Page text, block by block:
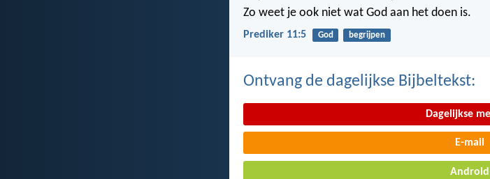
Zo weet je ook niet wat God aan het doen is.
Prediker 11:5 God begrijpen
Ontvang de dagelijkse Bijbeltekst:
Dagelijkse
E-mail
Android